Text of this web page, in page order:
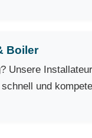
Boiler
Unsere
und